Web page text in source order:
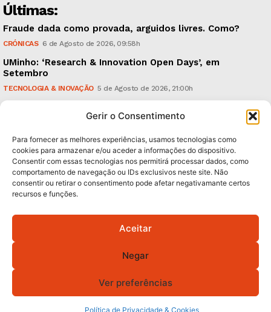
Gerir o Consentimento
Para fornecer as melhores experiências, usamos tecnologias como
cookies para armazenar e/ou aceder a informações do dispositivo.
Consentir com essas tecnologias nos permitirá processar dados, como
comportamento de navegação ou IDs exclusivos neste site. Não
consentir ou retirar o consentimento pode afetar negativamante certos
recursos e funções.
Aceitar
Negar
Ver preferências
Política de Privacidade & Cookies
Últimas:
Fraude dada como provada, arguidos livres. Como?
CRÓNICAS 6 de Agosto de 2026, 09:58h
UMinho: ‘Research & Innovation Open Days’, em
Setembro
TECNOLOGIA & INOVAÇÃO 5 de Agosto de 2026, 21:00h
avança para a sua concretização
Subscreva Newsletter:
QUERO ADERIR
Política de Privacidade
© 2026 GA! Todos os direitos reservados.